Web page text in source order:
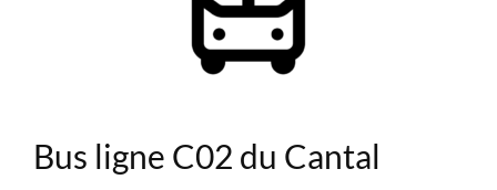
Bus ligne C02 du Cantal